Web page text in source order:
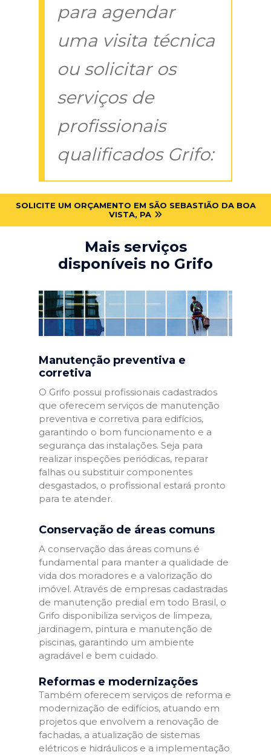
para agendar
uma visita técnica
ou solicitar os
serviços de
profissionais
qualificados Grifo:
SOLICITE UM ORÇAMENTO EM SÃO SEBASTIÃO DA BOA
VISTA, PA
Mais serviços
disponíveis no Grifo
Manutenção preventiva e
corretiva
O Grifo possui profissionais cadastrados
que oferecem serviços de manutenção
preventiva e corretiva para edifícios,
garantindo o bom funcionamento e a
segurança das instalações. Seja para
realizar inspeções periódicas, reparar
falhas ou substituir componentes
desgastados, o profissional estará pronto
para te atender.
Conservação de áreas comuns
A conservação das áreas comuns é
fundamental para manter a qualidade de
vida dos moradores e a valorização do
imóvel. Através de empresas cadastradas
de manutenção predial em todo Brasil, o
Grifo disponibiliza serviços de limpeza,
jardinagem, pintura e manutenção de
piscinas, garantindo um ambiente
agradável e bem cuidado.
Reformas e modernizações
Também oferecem serviços de reforma e
modernização de edifícios, atuando em
projetos que envolvem a renovação de
fachadas, a atualização de sistemas
elétricos e hidráulicos e a implementação